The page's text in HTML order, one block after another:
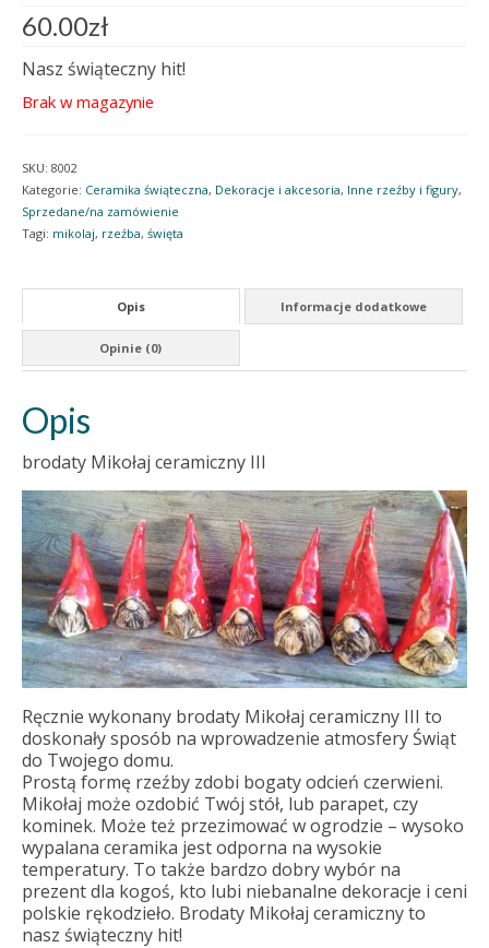
60.00zł
Nasz świąteczny hit!
Brak w magazynie
SKU: 8002
Kategorie: Ceramika świąteczna, Dekoracje i akcesoria, Inne rzeźby i figury,
Sprzedane/na zamówienie
Tagi: mikolaj, rzeźba, święta
Opis Informacje dodatkowe
Opinie (0)
Opis
brodaty Mikołaj ceramiczny III
Ręcznie wykonany brodaty Mikołaj ceramiczny III to
doskonały sposób na wprowadzenie atmosfery Świąt
do Twojego domu.
Prostą formę rzeźby zdobi bogaty odcień czerwieni.
Mikołaj może ozdobić Twój stół, lub parapet, czy
kominek. Może też przezimować w ogrodzie – wysoko
wypalana ceramika jest odporna na wysokie
temperatury. To także bardzo dobry wybór na
prezent dla kogoś, kto lubi niebanalne dekoracje i ceni
polskie rękodzieło. Brodaty Mikołaj ceramiczny to
nasz świąteczny hit!